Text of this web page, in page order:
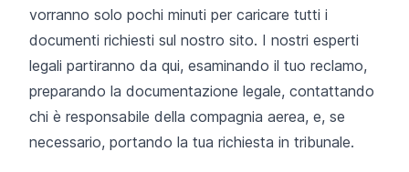
vorranno solo pochi minuti per caricare tutti i
documenti richiesti sul nostro sito. I nostri esperti
legali partiranno da qui, esaminando il tuo reclamo,
preparando la documentazione legale, contattando
chi è responsabile della compagnia aerea, e, se
necessario, portando la tua richiesta in tribunale.